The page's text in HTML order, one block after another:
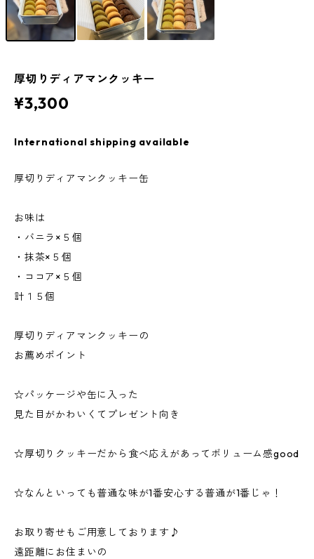
厚切りディアマンクッキー
¥3,300
International shipping available
厚切りディアマンクッキー缶
お味は
・バニラ×５個
・抹茶×５個
・ココア×５個
計１５個
厚切りディアマンクッキーの
お薦めポイント
☆パッケージや缶に入った
見た目がかわいくてプレゼント向き
☆厚切りクッキーだから食べ応えがあってボリューム感good
☆なんといっても普通な味が1番安心する普通が1番じゃ！
お取り寄せもご用意しております♪
遠距離にお住まいの